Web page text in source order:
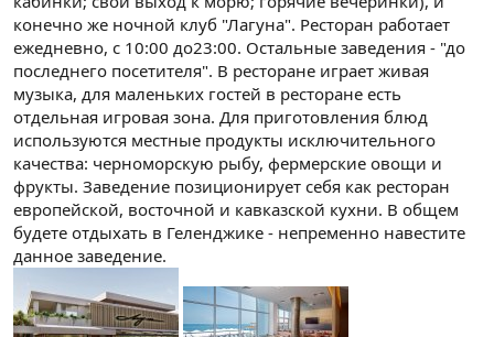
конечно же ночной клуб "Лагуна". Ресторан работает
ежедневно, с 10:00 до23:00. Остальные заведения - "до
последнего посетителя". В ресторане играет живая
музыка, для маленьких гостей в ресторане есть
отдельная игровая зона. Для приготовления блюд
используются местные продукты исключительного
качества: черноморскую рыбу, фермерские овощи и
фрукты. Заведение позиционирует себя как ресторан
европейской, восточной и кавказской кухни. В общем
будете отдыхать в Геленджике - непременно навестите
данное заведение.